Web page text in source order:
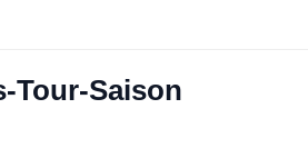
Tour-Saison